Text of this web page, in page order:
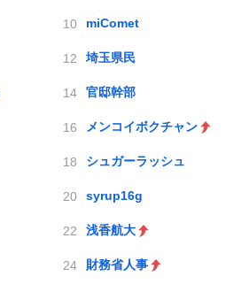
miComet
埼玉県民
官邸幹部
メンコイボクチャン
シュガーラッシュ
syrup16g
浅香航大
財務省人事